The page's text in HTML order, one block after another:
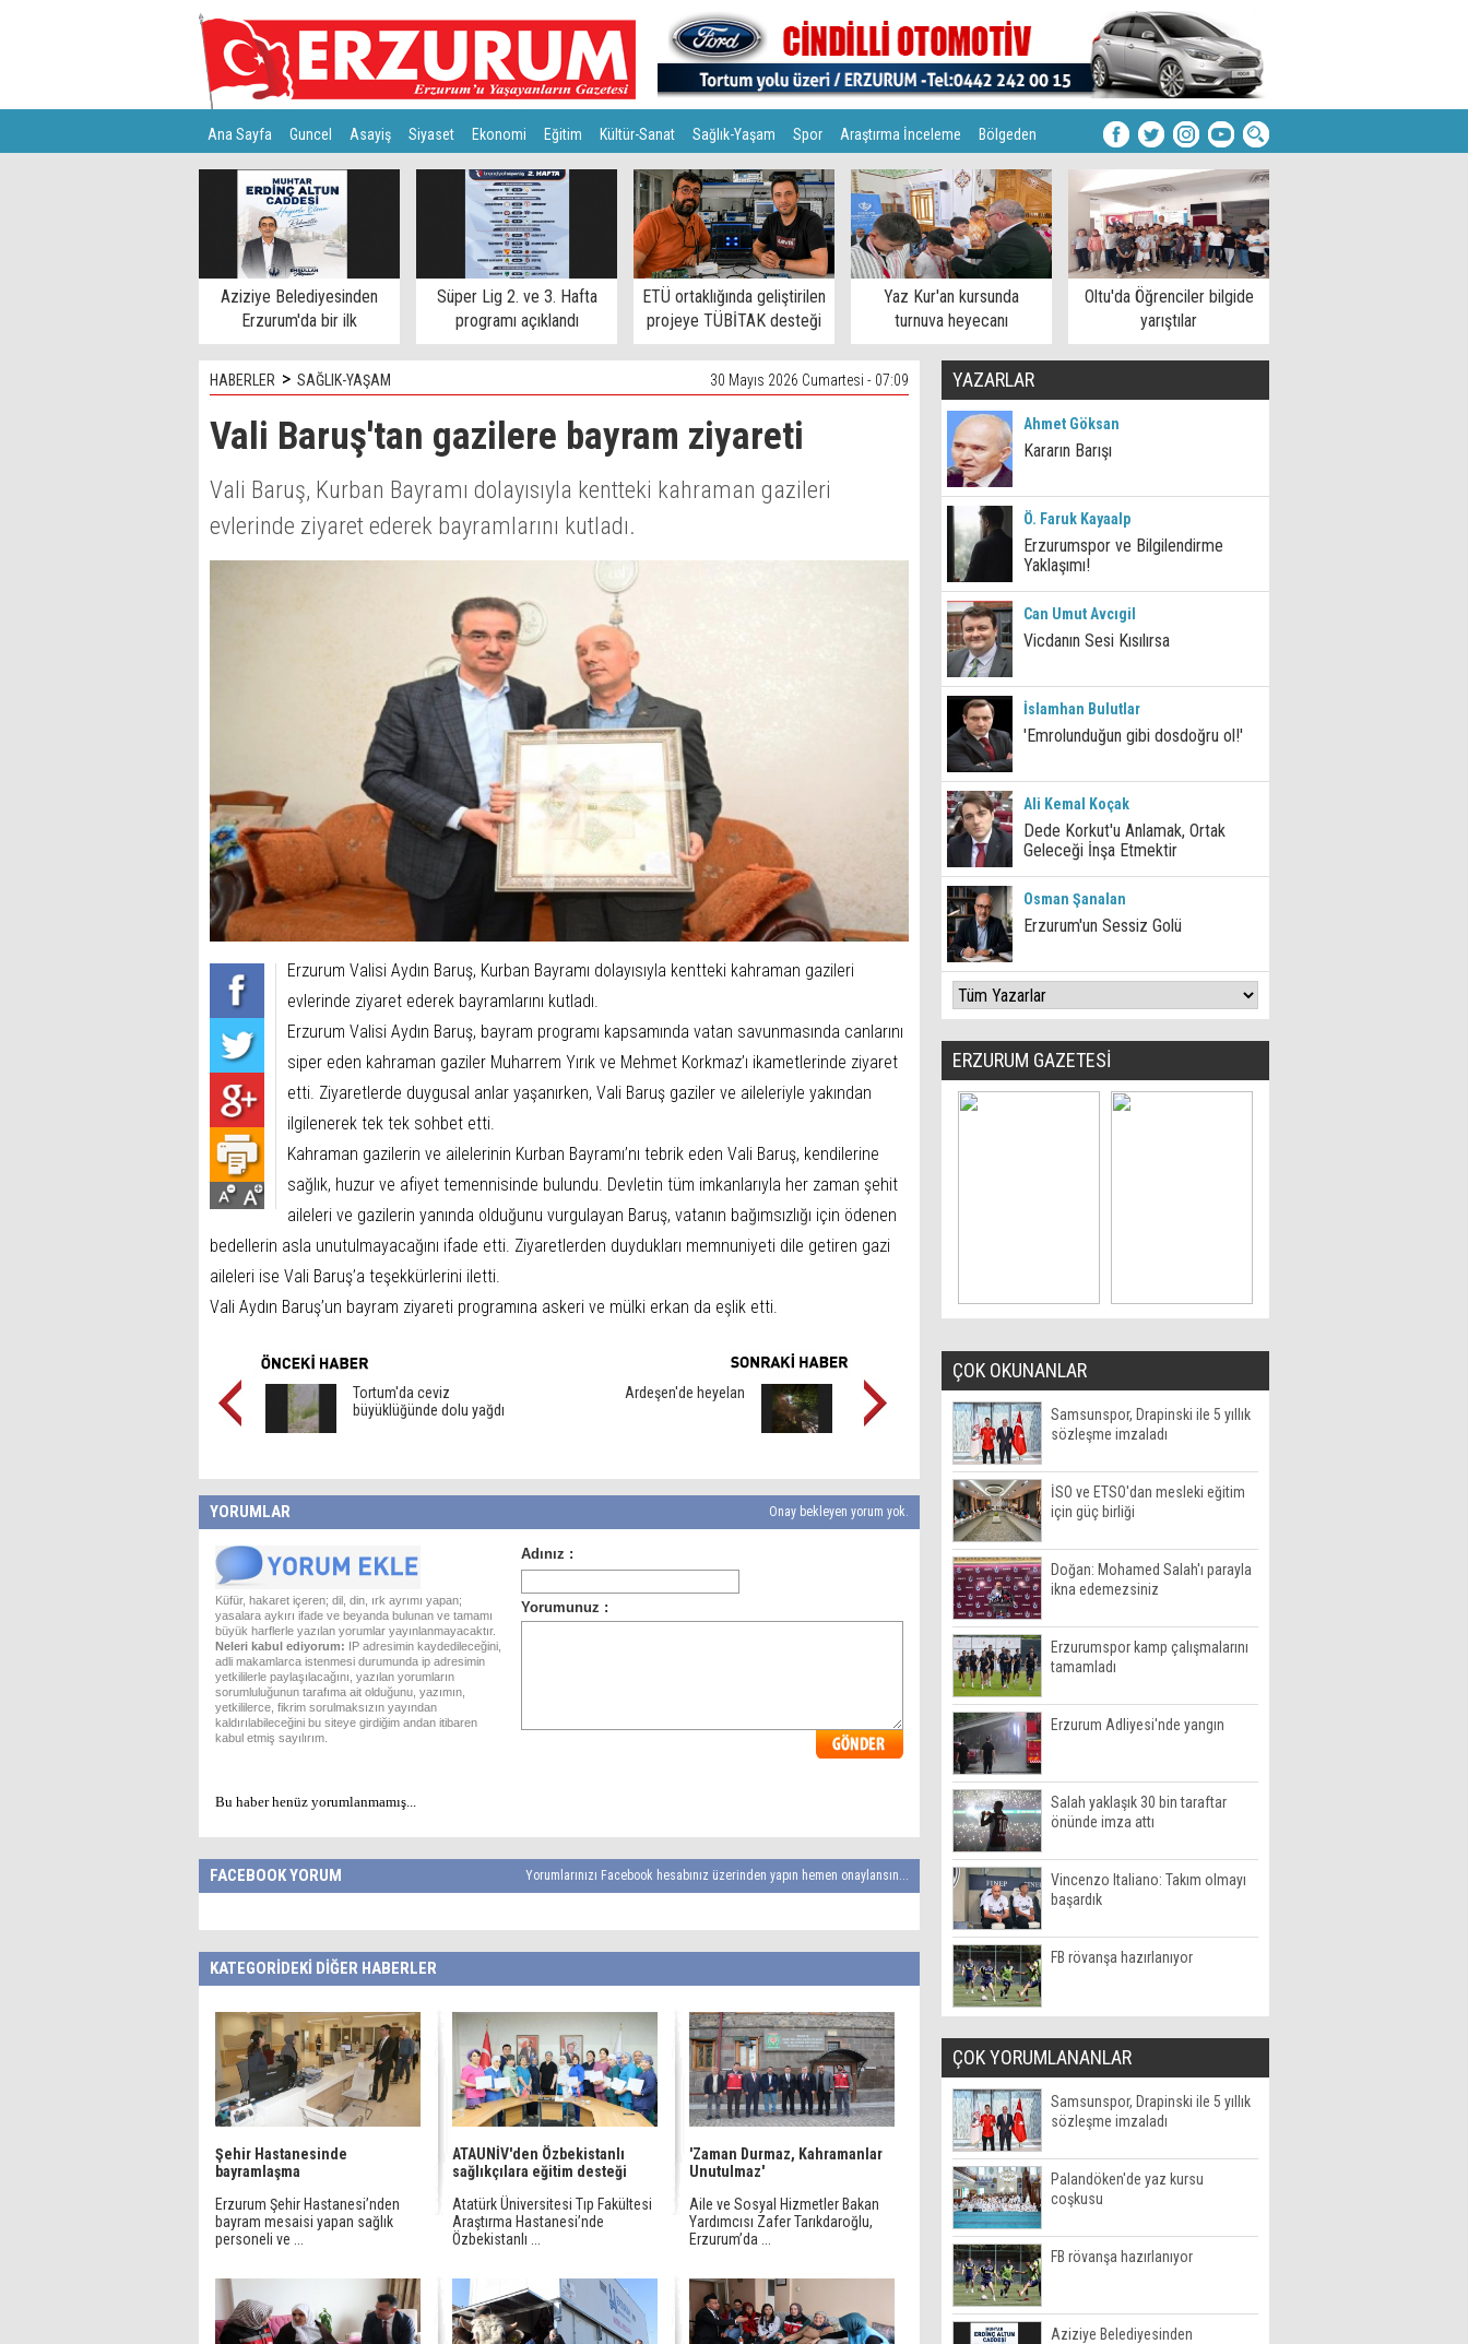
Ana Sayfa Guncel Asayiş Siyaset Ekonomi Eğitim Kültür-Sanat Sağlık-Yaşam Spor Araştırma İnceleme Bölgeden
Teknoloji
Aziziye Belediyesinden
Erzurum'da bir ilk
Süper Lig 2. ve 3. Hafta
programı açıklandı
ETÜ ortaklığında geliştirilen
projeye TÜBİTAK desteği
Yaz Kur'an kursunda
turnuva heyecanı
Oltu'da Öğrenciler bilgide
yarıştılar
HABERLER > SAĞLIK-YAŞAM 30 Mayıs 2026 Cumartesi - 07:09
Vali Baruş'tan gazilere bayram ziyareti
Vali Baruş, Kurban Bayramı dolayısıyla kentteki kahraman gazileri
evlerinde ziyaret ederek bayramlarını kutladı.
Erzurum Valisi Aydın Baruş, Kurban Bayramı dolayısıyla kentteki kahraman gazileri
evlerinde ziyaret ederek bayramlarını kutladı.
Erzurum Valisi Aydın Baruş, bayram programı kapsamında vatan savunmasında canlarını
siper eden kahraman gaziler Muharrem Yırık ve Mehmet Korkmaz’ı ikametlerinde ziyaret
etti. Ziyaretlerde duygusal anlar yaşanırken, Vali Baruş gaziler ve aileleriyle yakından
ilgilenerek tek tek sohbet etti.
Kahraman gazilerin ve ailelerinin Kurban Bayramı’nı tebrik eden Vali Baruş, kendilerine
sağlık, huzur ve afiyet temennisinde bulundu. Devletin tüm imkanlarıyla her zaman şehit
aileleri ve gazilerin yanında olduğunu vurgulayan Baruş, vatanın bağımsızlığı için ödenen
bedellerin asla unutulmayacağını ifade etti. Ziyaretlerden duydukları memnuniyeti dile getiren gazi
aileleri ise Vali Baruş’a teşekkürlerini iletti.
Vali Aydın Baruş’un bayram ziyareti programına askeri ve mülki erkan da eşlik etti.
Tortum'da ceviz
büyüklüğünde dolu yağdı
Ardeşen'de heyelan
YORUMLAR Onay bekleyen yorum yok.
Küfür, hakaret içeren; dil, din, ırk ayrımı yapan;
yasalara aykırı ifade ve beyanda bulunan ve tamamı
büyük harflerle yazılan yorumlar yayınlanmayacaktır.
Neleri kabul ediyorum: IP adresimin kaydedileceğini,
adli makamlarca istenmesi durumunda ip adresimin
yetkililerle paylaşılacağını, yazılan yorumların
sorumluluğunun tarafıma ait olduğunu, yazımın,
yetkililerce, fikrim sorulmaksızın yayından
kaldırılabileceğini bu siteye girdiğim andan itibaren
kabul etmiş sayılırım.
Bu haber henüz yorumlanmamış...
FACEBOOK YORUM Yorumlarınızı Facebook hesabınız üzerinden yapın hemen onaylansın...
KATEGORİDEKİ DİĞER HABERLER
Şehir Hastanesinde
bayramlaşma
Erzurum Şehir Hastanesi’nden
bayram mesaisi yapan sağlık
personeli ve ...
ATAUNİV'den Özbekistanlı
sağlıkçılara eğitim desteği
Atatürk Üniversitesi Tıp Fakültesi
Araştırma Hastanesi’nde
Özbekistanlı ...
'Zaman Durmaz, Kahramanlar
Unutulmaz'
Aile ve Sosyal Hizmetler Bakan
Yardımcısı Zafer Tarıkdaroğlu,
Erzurum’da ...
YAZARLAR
Ahmet Göksan
Kararın Barışı
Ö. Faruk Kayaalp
Erzurumspor ve Bilgilendirme
Yaklaşımı!
Can Umut Avcıgil
Vicdanın Sesi Kısılırsa
İslamhan Bulutlar
'Emrolunduğun gibi dosdoğru ol!'
Ali Kemal Koçak
Dede Korkut'u Anlamak, Ortak
Geleceği İnşa Etmektir
Osman Şanalan
Erzurum'un Sessiz Golü
ERZURUM GAZETESİ
ÇOK OKUNANLAR
Samsunspor, Drapinski ile 5 yıllık
sözleşme imzaladı
İSO ve ETSO'dan mesleki eğitim
için güç birliği
Doğan: Mohamed Salah'ı parayla
ikna edemezsiniz
Erzurumspor kamp çalışmalarını
tamamladı
Erzurum Adliyesi'nde yangın
Salah yaklaşık 30 bin taraftar
önünde imza attı
Vincenzo Italiano: Takım olmayı
başardık
FB rövanşa hazırlanıyor
ÇOK YORUMLANANLAR
Samsunspor, Drapinski ile 5 yıllık
sözleşme imzaladı
Palandöken'de yaz kursu
coşkusu
FB rövanşa hazırlanıyor
Aziziye Belediyesinden